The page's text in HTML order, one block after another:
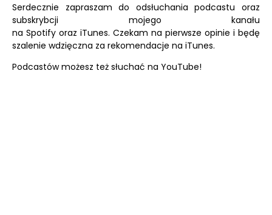
Serdecznie zapraszam do odsłuchania podcastu oraz
subskrybcji mojego kanału
na Spotify oraz iTunes. Czekam na pierwsze opinie i będę
szalenie wdzięczna za rekomendacje na iTunes.
Podcastów możesz też słuchać na YouTube!